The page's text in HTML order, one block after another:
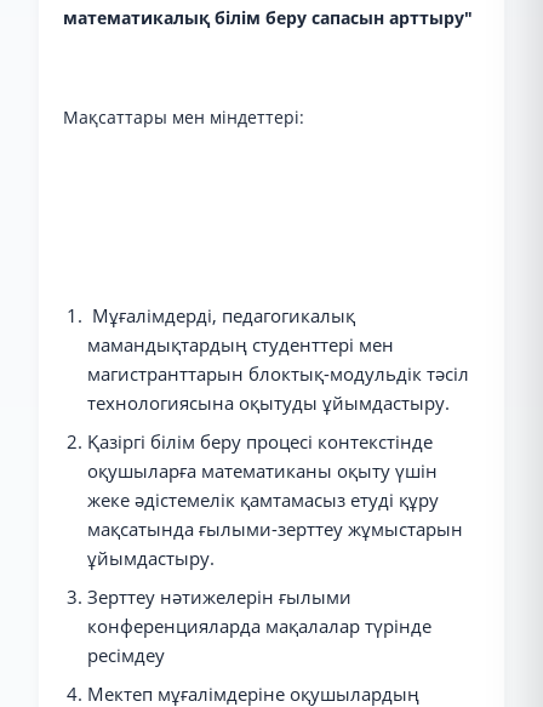
математикалық білім беру сапасын арттыру"
Мақсаттары мен міндеттері:
Мұғалімдерді, педагогикалық
мамандықтардың студенттері мен
магистранттарын блоктық-модульдік тәсіл
технологиясына оқытуды ұйымдастыру.
Қазіргі білім беру процесі контекстінде
оқушыларға математиканы оқыту үшін
жеке әдістемелік қамтамасыз етуді құру
мақсатында ғылыми-зерттеу жұмыстарын
ұйымдастыру.
Зерттеу нәтижелерін ғылыми
конференцияларда мақалалар түрінде
ресімдеу
Мектеп мұғалімдеріне оқушылардың